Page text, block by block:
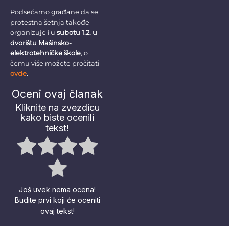
Podsećamo građane da se
protestna šetnja takođe
organizuje i u subotu 1.2. u
dvorištu Mašinsko-
elektrotehničke škole, o
čemu više možete pročitati
ovde.
Oceni ovaj članak
Kliknite na zvezdicu
kako biste ocenili
tekst!
Još uvek nema ocena!
Budite prvi koji će oceniti
ovaj tekst!